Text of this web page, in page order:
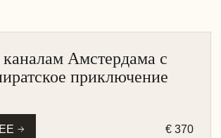
Амстердама с
приключение
€ 370